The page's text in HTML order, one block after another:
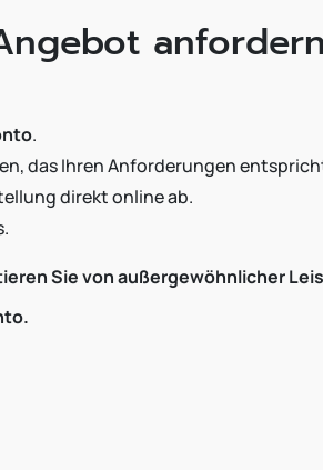
.
das Ihren Anforderungen
direkt online ab.
Sie von außergewöhnlicher